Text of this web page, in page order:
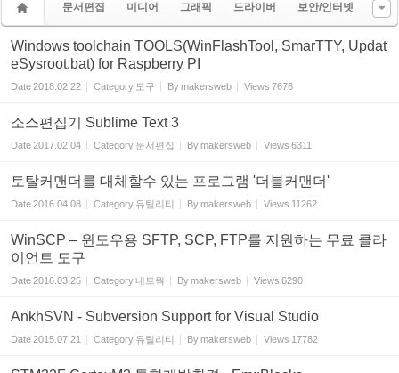
문서편집 미디어 그래픽 드라이버 보안/인터넷
Windows toolchain TOOLS(WinFlashTool, SmarTTY, Updat
eSysroot.bat) for Raspberry PI
Date2018.02.22 Category 도구 Bymakersweb Views 7676
소스편집기 Sublime Text 3
Date2017.02.04 Category 문서편집 Bymakersweb Views 6311
토탈커맨더를 대체할수 있는 프로그램 '더블커맨더'
Date2016.04.08 Category 유틸리티 Bymakersweb Views 11262
WinSCP – 윈도우용 SFTP, SCP, FTP를 지원하는 무료 클라
이언트 도구
Date2016.03.25 Category네트웍 Bymakersweb Views 6290
AnkhSVN - Subversion Support for Visual Studio
Date2015.07.21 Category 유틸리티 Bymakersweb Views 17782